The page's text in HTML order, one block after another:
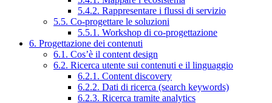
5.4.2. Rappresentare i flussi di servizio
5.5. Co-progettare le soluzioni
5.5.1. Workshop di co-progettazione
6. Progettazione dei contenuti
6.1. Cos’è il content design
6.2. Ricerca utente sui contenuti e il linguaggio
6.2.1. Content discovery
6.2.2. Dati di ricerca (search keywords)
6.2.3. Ricerca tramite analytics